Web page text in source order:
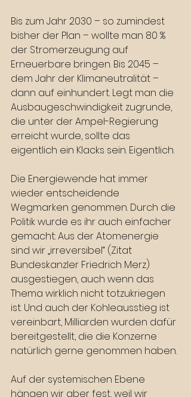
Bis zum Jahr 2030 – so zumindest
bisher der Plan – wollte man 80 %
der Stromerzeugung auf
Erneuerbare bringen. Bis 2045 –
dem Jahr der Klimaneutralität –
dann auf einhundert. Legt man die
Ausbaugeschwindigkeit zugrunde,
die unter der Ampel-Regierung
erreicht wurde, sollte das
eigentlich ein Klacks sein. Eigentlich.
Die Energiewende hat immer
wieder entscheidende
Wegmarken genommen. Durch die
Politik wurde es ihr auch einfacher
gemacht: Aus der Atomenergie
sind wir „irreversibel“ (Zitat
Bundeskanzler Friedrich Merz)
ausgestiegen, auch wenn das
Thema wirklich nicht totzukriegen
ist. Und auch der Kohleausstieg ist
vereinbart, Milliarden wurden dafür
bereitgestellt, die die Konzerne
natürlich gerne genommen haben.
Auf der systemischen Ebene
hängen wir aber fest, weil wir